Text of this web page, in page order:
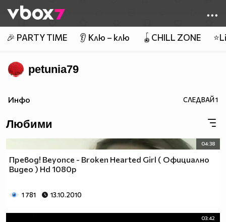
👾
🎉 PARTY TIME 👂 Клю – клю 🪀CHILL ZONE
petunia79
Инфо СЛЕДВАЙ1
Любими
04:38
Превод! Beyonce - Broken Hearted Girl ( Официално
Видео ) Hd 1080p
1 781 13.10.2010
03:42